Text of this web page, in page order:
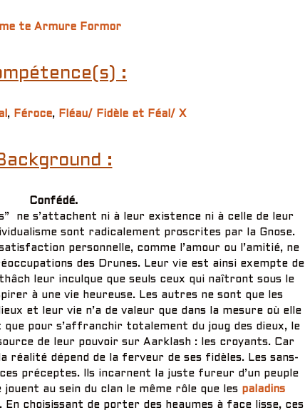
te Armure Formor
:
, Féroce, Fléau/ Fidèle et Féal/ X
:
Confédé.
ne s’attachent ni à leur existence ni à celle de leur
sont radicalement proscrites par la Gnose.
personnelle, comme l’amour ou l’amitié, ne
des Drunes. Leur vie est ainsi exempte de
leur inculque que seuls ceux qui naîtront sous le
à une vie heureuse. Les autres ne sont que les
et leur vie n’a de valeur que dans la mesure où elle
pour s’affranchir totalement du joug des dieux, le
de leur pouvoir sur Aarklash : les croyants. Car
réalité dépend de la ferveur de ses fidèles. Les sans-
préceptes. Ils incarnent la juste fureur d’un peuple
au sein du clan le même rôle que les paladins
. En choisissant de porter des heaumes à face lisse, ces